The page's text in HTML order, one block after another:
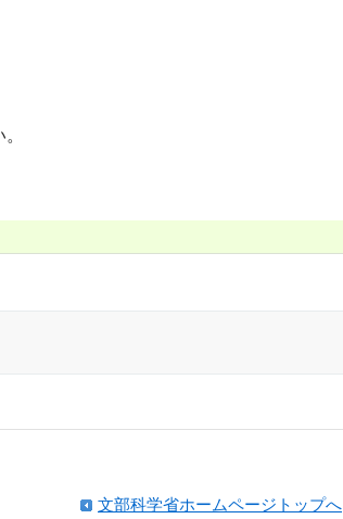
文部科学省ホームページトップへ